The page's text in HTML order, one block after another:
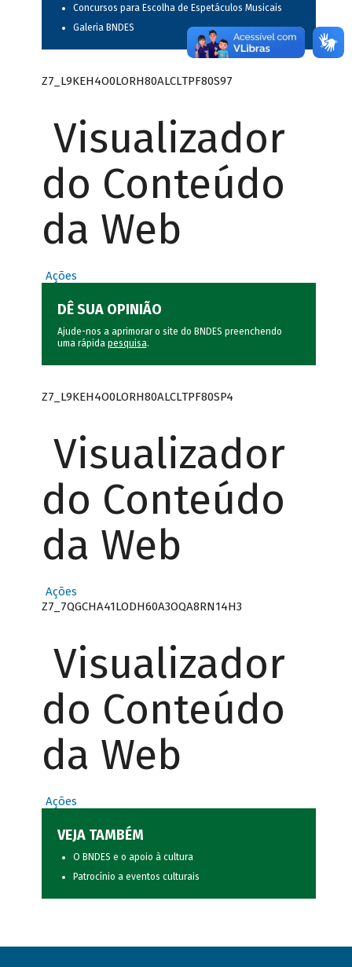
Concursos para Escolha de Espetáculos Musicais
Galeria BNDES
Z7_L9KEH4O0LORH80ALCLTPF80S97
Visualizador
do Conteúdo
da Web
Ações
DÊ SUA OPINIÃO
Ajude-nos a aprimorar o site do BNDES preenchendo
uma rápida pesquisa.
Z7_L9KEH4O0LORH80ALCLTPF80SP4
Visualizador
do Conteúdo
da Web
Ações
Z7_7QGCHA41LODH60A3OQA8RN14H3
Visualizador
do Conteúdo
da Web
Ações
VEJA TAMBÉM
O BNDES e o apoio à cultura
Patrocínio a eventos culturais